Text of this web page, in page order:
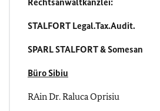
STALFORT Legal.Tax.Audit.
SPARL STALFORT & Somesan
Büro Sibiu
RAin Dr. Raluca Oprisiu